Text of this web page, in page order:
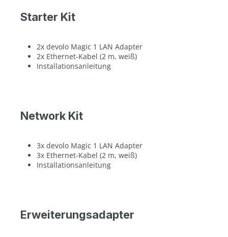
Starter Kit
2x devolo Magic 1 LAN Adapter
2x Ethernet-Kabel (2 m, weiß)
Installationsanleitung
Network Kit
3x devolo Magic 1 LAN Adapter
3x Ethernet-Kabel (2 m, weiß)
Installationsanleitung
Erweiterungsadapter